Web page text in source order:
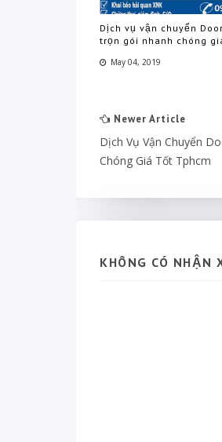
Dịch vụ vận chuyển
trọn gói nhanh chóng
May 04, 2019
Newer Article
Dịch Vụ Vận Chuyển
Chóng Giá Tốt Tphcm
KHÔNG CÓ NHẬN